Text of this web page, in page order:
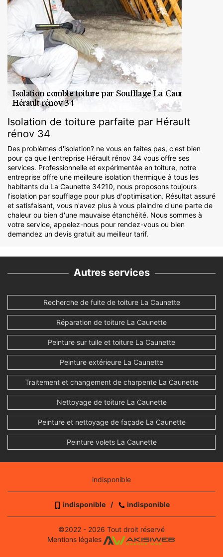
Isolation de toiture parfaite par Hérault
rénov 34
Des problèmes d'isolation? ne vous en faites pas, c'est bien
pour ça que l'entreprise Hérault rénov 34 vous offre ses
services. Professionnelle et expérimentée en toiture, notre
entreprise offre une meilleure isolation thermique à tous les
habitants du La Caunette 34210, nous proposons toujours
l'isolation par soufflage pour plus d'optimisation. Résultat assuré
et satisfaisant, vous n'avez plus à vous plaindre d'une parte de
chaleur ou bien d'une mauvaise étanchéité. Nous sommes à
votre service, appelez-nous pour rendez-vous ou bien
demandez un devis gratuit au meilleur tarif.
Autres services
Recherche de fuite de toiture La Caunette
Réparation de toiture La Caunette
Peinture sur tuile et toiture La Caunette
Peinture extérieure La Caunette
Traitement et changement de charpente La Caunette
Nettoyage de toiture La Caunette
Peinture et nettoyage de façade La Caunette
Peinture volets La Caunette
indisponible
indisponible / indisponible
©2022 - 2026 Tout droit réservé
Mentions légales